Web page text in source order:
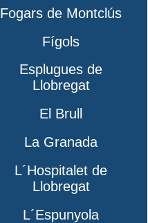
Fogars de Montclús
Fígols
Esplugues de
Llobregat
El Brull
La Granada
L´Hospitalet de
Llobregat
L´Espunyola